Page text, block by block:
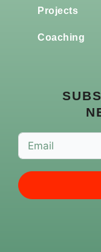
Projects
Coaching